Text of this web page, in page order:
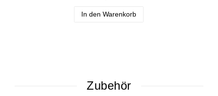
In den Warenkorb
Zubehör